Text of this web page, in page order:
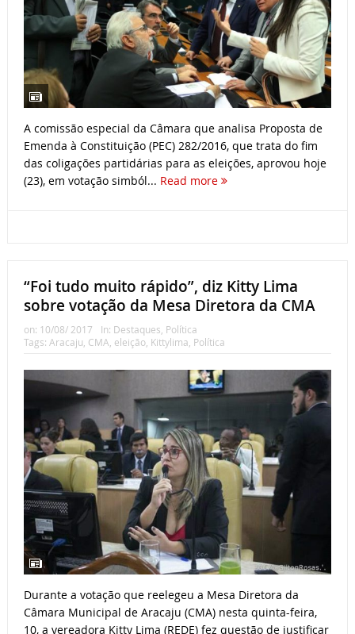
A comissão especial da Câmara que analisa Proposta de
Emenda à Constituição (PEC) 282/2016, que trata do fim
das coligações partidárias para as eleições, aprovou hoje
(23), em votação simból... Read more
“Foi tudo muito rápido”, diz Kitty Lima
sobre votação da Mesa Diretora da CMA
on: 10/08/ 2017 In: Destaques Política
Tags: Aracaju CMA eleição, Kittylima Política
Durante a votação que reelegeu a Mesa Diretora da
Câmara Municipal de Aracaju (CMA) nesta quinta-feira,
10, a vereadora Kitty Lima (REDE) fez questão de justificar